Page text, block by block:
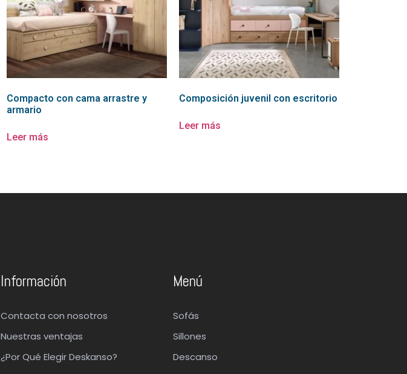
Compacto con cama arrastre y
armario
Leer más
Composición juvenil con escritorio
Leer más
Información
Contacta con nosotros
Nuestras ventajas
¿Por Qué Elegir Deskanso?
Menú
Sofás
Sillones
Descanso